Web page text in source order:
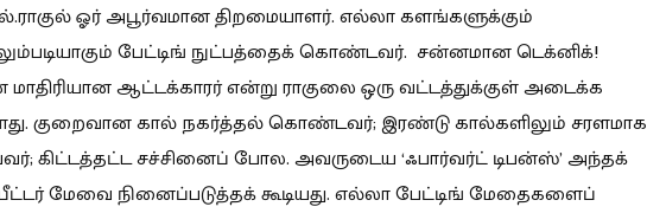
ஓர் அபூர்வமான திறமையாளர். எல்லா களங்களுக்கும்
பேட்டிங் நுட்பத்தைக் கொண்டவர். சன்னமான டெக்னிக்!
ஆட்டக்காரர் என்று ராகுலை ஒரு வட்டத்துக்குள் அடைக்க
குறைவான கால் நகர்த்தல் கொண்டவர்; இரண்டு கால்களிலும் சரளமாக
கிட்டத்தட்ட சச்சினைப் போல. அவருடைய ‘ஃபார்வர்ட் டிபன்ஸ்’ அந்தக்
மேவை நினைப்படுத்தக் கூடியது. எல்லா பேட்டிங் மேதைகளைப்